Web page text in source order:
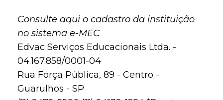
Consulte aqui o cadastro da instituição
no sistema e-MEC
Edvac Serviços Educacionais Ltda. -
04.167.858/0001-04
Rua Força Pública, 89 - Centro -
Guarulhos - SP